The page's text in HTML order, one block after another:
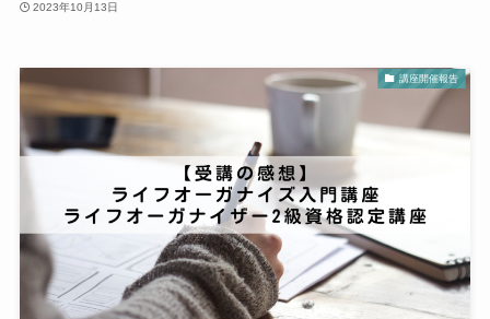
2023年10月13日
講座開催報告